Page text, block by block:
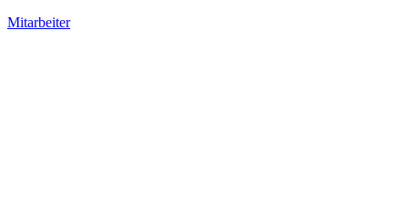
Mitarbeiter